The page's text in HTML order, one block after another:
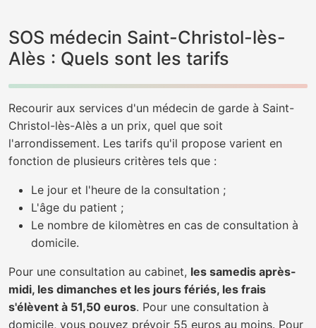
SOS médecin Saint-Christol-lès-
Alès : Quels sont les tarifs
Recourir aux services d'un médecin de garde à Saint-
Christol-lès-Alès a un prix, quel que soit
l'arrondissement. Les tarifs qu'il propose varient en
fonction de plusieurs critères tels que :
Le jour et l'heure de la consultation ;
L'âge du patient ;
Le nombre de kilomètres en cas de consultation à
domicile.
Pour une consultation au cabinet, les samedis après-
midi, les dimanches et les jours fériés, les frais
s'élèvent à 51,50 euros. Pour une consultation à
domicile, vous pouvez prévoir 55 euros au moins. Pour